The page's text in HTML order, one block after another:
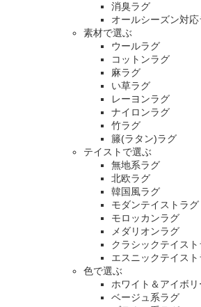
消臭ラグ
オールシーズン対
素材で選ぶ
ウールラグ
コットンラグ
麻ラグ
い草ラグ
レーヨンラグ
ナイロンラグ
竹ラグ
籐(ラタン)ラグ
テイストで選ぶ
無地系ラグ
北欧ラグ
韓国風ラグ
モダンテイストラグ
モロッカンラグ
メダリオンラグ
クラシックテイス
エスニックテイス
色で選ぶ
ホワイト＆アイボ
ベージュ系ラグ